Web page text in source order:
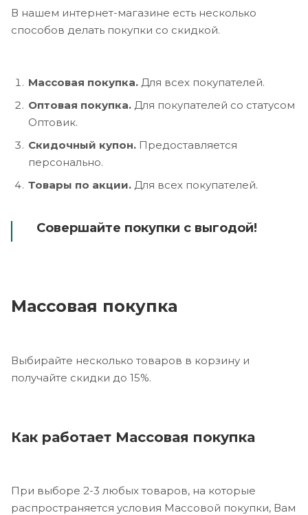
В нашем интернет-магазине есть несколько
способов делать покупки со скидкой.
Массовая покупка. Для всех покупателей.
Оптовая покупка. Для покупателей со статусом
Оптовик.
Скидочный купон. Предоставляется
персонально.
Товары по акции. Для всех покупателей.
Совершайте покупки с выгодой!
Массовая покупка
Выбирайте несколько товаров в корзину и
получайте скидки до 15%.
Как работает Массовая покупка
При выборе 2-3 любых товаров, на которые
распространяется условия Массовой покупки, Вам